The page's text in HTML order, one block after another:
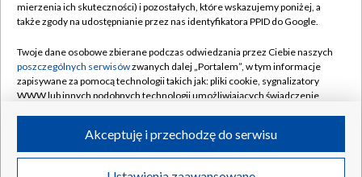
Naziemna Telewizja Cyfrowa
Rada Programowa
System NOS
Informacje o nadawcy
Program dla prasy
Pomoc
Kontakt
Kanały
©2026 Telewizja Polska S.A. w likwidacji
mierzenia ich skuteczności) i pozostałych, które wskazujemy poniżej, a
także zgody na udostępnianie przez nas identyfikatora PPID do Google.
Twoje dane osobowe zbierane podczas odwiedzania przez Ciebie naszych
poszczególnych serwisówzwanych dalej „Portalem”, w tym informacje
zapisywane za pomocą technologii takich jak: pliki cookie, sygnalizatory
WWW lub innych podobnych technologii umożliwiających świadczenie
ruchu w Internecie.
Twoje dane osobowe zbierane podczas odwiedzania przez Ciebie
Akceptuję i przechodzę do serwisu